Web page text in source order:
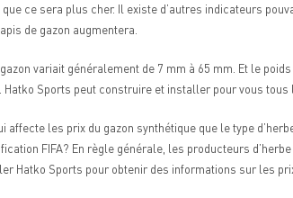
ce sera plus cher. Il existe d’autres indicateurs
de gazon augmentera.
variait généralement de 7 mm à 65 mm. Et le
Hatko Sports peut construire et installer pour vous tous
affecte les prix du gazon synthétique que le type
FIFA? En règle générale, les producteurs
Hatko Sports pour obtenir des informations sur les